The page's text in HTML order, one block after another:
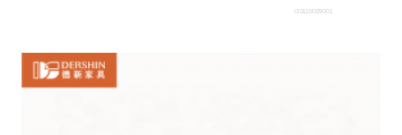
G0110029001